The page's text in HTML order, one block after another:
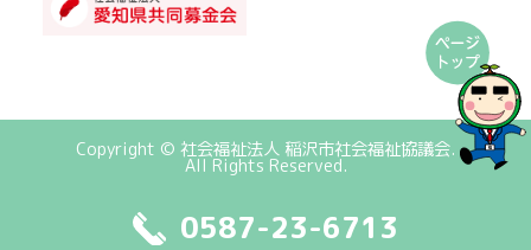
0587-23-6713
Copyright © 社会福祉法人 稲沢市社会福祉協議会.
All Rights Reserved.